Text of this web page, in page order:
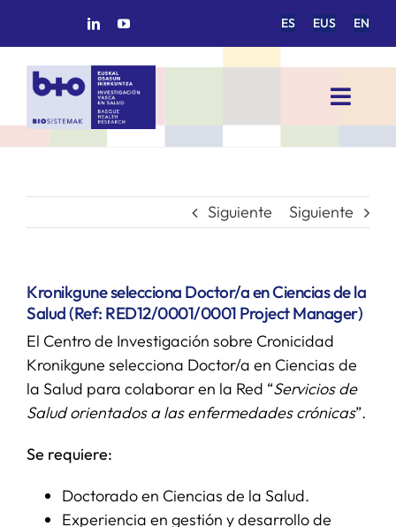
ES EUS EN
Toggle
INICIO
GRUPOS DE INVESTIGACIÓN
PROYECTOS/COLABORACIONES
APOYO I+D+I
Siguiente Siguiente
Kronikgune selecciona Doctor/a en Ciencias de la
Salud (Ref: RED12/0001/0001 Project Manager)
El Centro de Investigación sobre Cronicidad
Kronikgune selecciona Doctor/a en Ciencias de
la Salud para colaborar en la Red “Servicios de
Salud orientados a las enfermedades crónicas”.
Se requiere:
Doctorado en Ciencias de la Salud.
Experiencia en gestión y desarrollo de